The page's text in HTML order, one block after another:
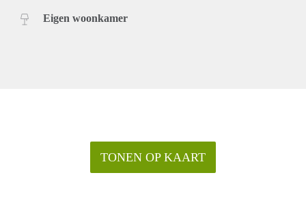
Eigen woonkamer
TONEN OP KAART